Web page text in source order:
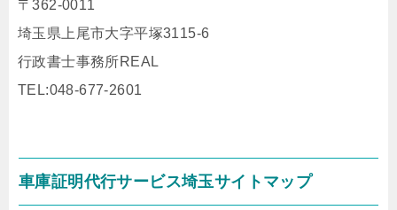
〒362-0011
埼玉県上尾市大字平塚3115-6
行政書士事務所REAL
TEL:048-677-2601
車庫証明代行サービス埼玉サイトマップ